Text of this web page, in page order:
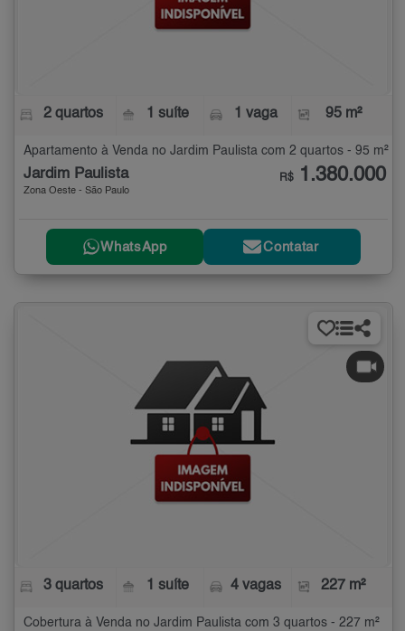
2 quartos 1 suíte 1 vaga 95 m²
Apartamento à Venda no Jardim Paulista com 2 quartos - 95 m²
Jardim Paulista
Zona Oeste - São Paulo
R$ 1.380.000
WhatsApp Contatar
3 quartos 1 suíte 4 vagas 227 m²
Cobertura à Venda no Jardim Paulista com 3 quartos - 227 m²